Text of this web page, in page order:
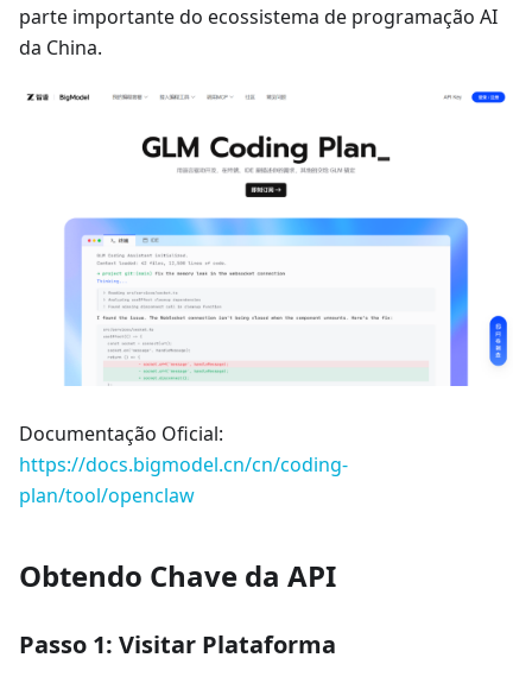
parte importante do ecossistema de programação AI
da China.
Documentação Oficial:
https://docs.bigmodel.cn/cn/coding-
plan/tool/openclaw
Obtendo Chave da API
Passo 1: Visitar Plataforma